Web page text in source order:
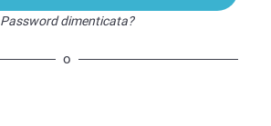
Password dimenticata?
o